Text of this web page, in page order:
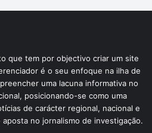
que tem por objectivo criar um site
é o seu enfoque na ilha de
uma lacuna informativa no
posicionando-se como uma
de carácter regional, nacional e
no jornalismo de investigação.